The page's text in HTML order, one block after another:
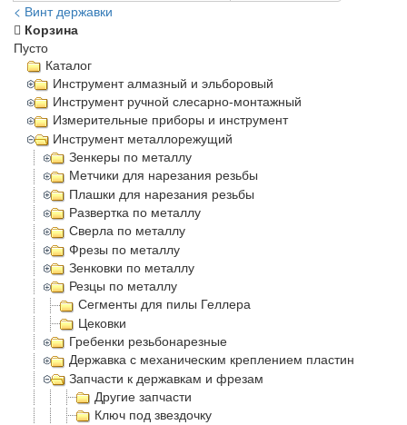
< Винт державки
Корзина
Пусто
Каталог
Инструмент алмазный и эльборовый
Инструмент ручной слесарно-монтажный
Измерительные приборы и инструмент
Инструмент металлорежущий
Зенкеры по металлу
Метчики для нарезания резьбы
Плашки для нарезания резьбы
Развертка по металлу
Сверла по металлу
Фрезы по металлу
Зенковки по металлу
Резцы по металлу
Сегменты для пилы Геллера
Цековки
Гребенки резьбонарезные
Державка с механическим креплением пластин
Запчасти к державкам и фрезам
Другие запчасти
Ключ под звездочку